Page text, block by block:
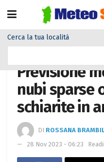
Cerca la tua località
Previsione
nubi sparse
schiarite in
DI ROSSANA
28 Nov 2023 - 06:23